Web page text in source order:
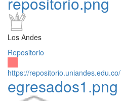
Los Andes
Repositorio
https://repositorio.uniandes.edu.co/
egresados1.png